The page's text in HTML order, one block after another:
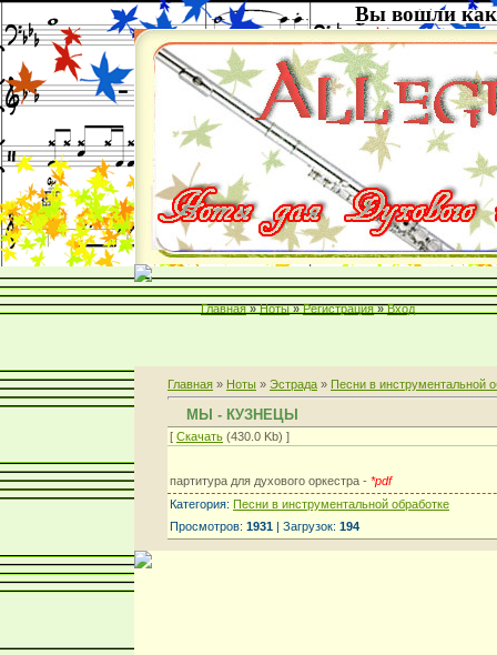
Вы вошли как
Главная » Ноты » Регистрация » Вход
Главная » Ноты » Эстрада » Песни в инструментальной
МЫ - КУЗНЕЦЫ
[ Скачать (430.0 Kb) ]
партитура для духового оркестра - *pdf
Категория: Песни в инструментальной обработке
Просмотров: 1931 | Загрузок: 194